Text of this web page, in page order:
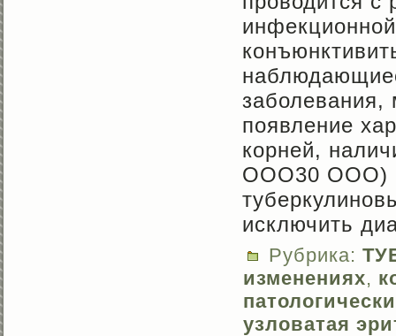
заболевания,
появление
корней,
ООО30 ООО) и
исключить
Рубрика:
изменениях,
узловатая